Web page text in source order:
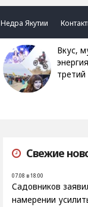
Недра Якутии
Вкус, музыка и
Свежие
07.08 в 18:00
Садовников
намерении